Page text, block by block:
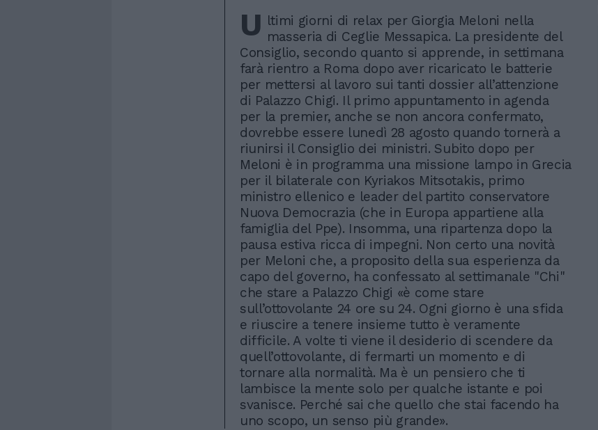
U ltimi giorni di relax per Giorgia Meloni nella
masseria di Ceglie Messapica. La presidente del
Consiglio, secondo quanto si apprende, in settimana
farà rientro a Roma dopo aver ricaricato le batterie
per mettersi al lavoro sui tanti dossier all’attenzione
di Palazzo Chigi. Il primo appuntamento in agenda
per la premier, anche se non ancora confermato,
dovrebbe essere lunedì 28 agosto quando tornerà a
riunirsi il Consiglio dei ministri. Subito dopo per
Meloni è in programma una missione lampo in Grecia
per il bilaterale con Kyriakos Mitsotakis, primo
ministro ellenico e leader del partito conservatore
Nuova Democrazia (che in Europa appartiene alla
famiglia del Ppe). Insomma, una ripartenza dopo la
pausa estiva ricca di impegni. Non certo una novità
per Meloni che, a proposito della sua esperienza da
capo del governo, ha confessato al settimanale "Chi"
che stare a Palazzo Chigi «è come stare
sull’ottovolante 24 ore su 24. Ogni giorno è una sfida
e riuscire a tenere insieme tutto è veramente
difficile. A volte ti viene il desiderio di scendere da
quell’ottovolante, di fermarti un momento e di
tornare alla normalità. Ma è un pensiero che ti
lambisce la mente solo per qualche istante e poi
svanisce. Perché sai che quello che stai facendo ha
uno scopo, un senso più grande».
Rudy Giuliani a Come States?
Trump, Meloni e la strategia
americana